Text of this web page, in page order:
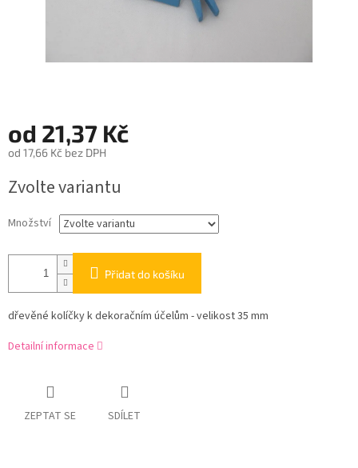
od 21,37 Kč
od 17,66 Kč bez DPH
cena:
Zvolte variantu
Množství
Přidat do košíku
dřevěné kolíčky k dekoračním účelům - velikost 35 mm
Detailní informace
ZEPTAT SE SDÍLET